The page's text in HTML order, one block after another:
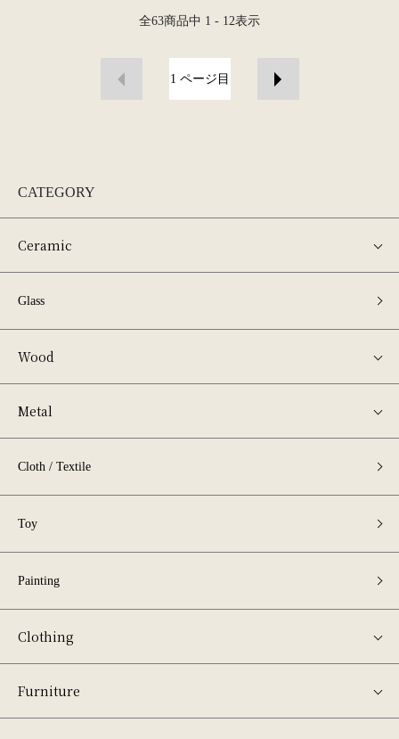
全63商品中 1 - 12表示
1 ページ目
CATEGORY
Ceramic
Glass
Wood
Metal
Cloth / Textile
Toy
Painting
Clothing
Furniture